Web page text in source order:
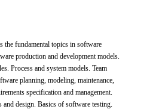
the fundamental topics in software
production and development models.
Process and system models. Team
planning, modeling, maintenance,
specification and management.
and design. Basics of software testing.